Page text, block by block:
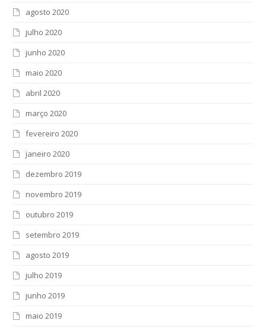
agosto 2020
julho 2020
junho 2020
maio 2020
abril 2020
março 2020
fevereiro 2020
janeiro 2020
dezembro 2019
novembro 2019
outubro 2019
setembro 2019
agosto 2019
julho 2019
junho 2019
maio 2019